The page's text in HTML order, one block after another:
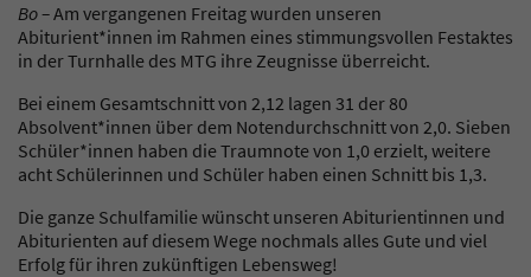
Bo –Am vergangenen Freitag wurden unseren
Abiturient*innen im Rahmen eines stimmungsvollen Festaktes
in der Turnhalle des MTG ihre Zeugnisse überreicht.
Bei einem Gesamtschnitt von 2,12 lagen 31 der 80
Absolvent*innen über dem Notendurchschnitt von 2,0. Sieben
Schüler*innen haben die Traumnote von 1,0 erzielt, weitere
acht Schülerinnen und Schüler haben einen Schnitt bis 1,3.
Die ganze Schulfamilie wünscht unseren Abiturientinnen und
Abiturienten auf diesem Wege nochmals alles Gute und viel
Erfolg für ihren zukünftigen Lebensweg!